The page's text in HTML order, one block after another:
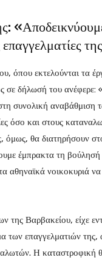
επαγγελματίες
όπου εκτελούνται τα
σε δήλωσή του ανέφερε:
συνολική
όσο και στους
όμως, θα διατηρήσουν
έμπρακτα τη βούλησή
αθηναϊκά νοικοκυριά
Βαρβακείου, είχε
των επαγγελματιών
Η καταστροφική